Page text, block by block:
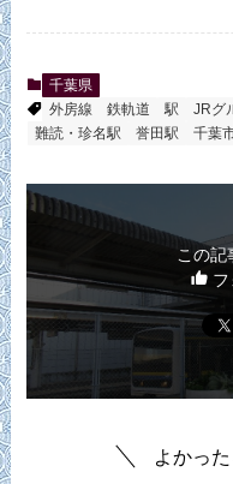
千葉県
外房線
鉄軌道 駅 JRグ
難読・珍名駅
誉田駅 千葉
この記
フ
よかっ